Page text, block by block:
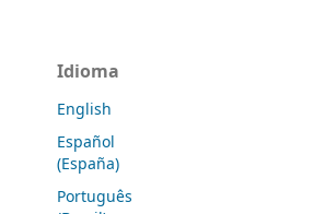
Idioma
English
Español
(España)
Português